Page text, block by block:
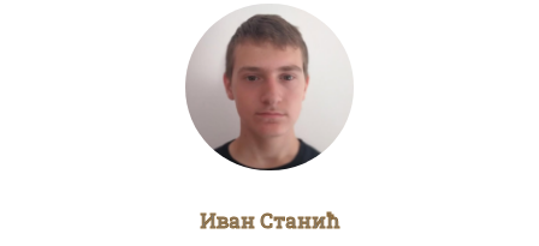
Иван Станић